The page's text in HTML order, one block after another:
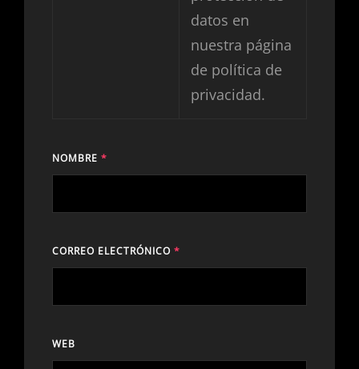
datos en
nuestra página
de política de
privacidad.
NOMBRE *
CORREO ELECTRÓNICO *
WEB